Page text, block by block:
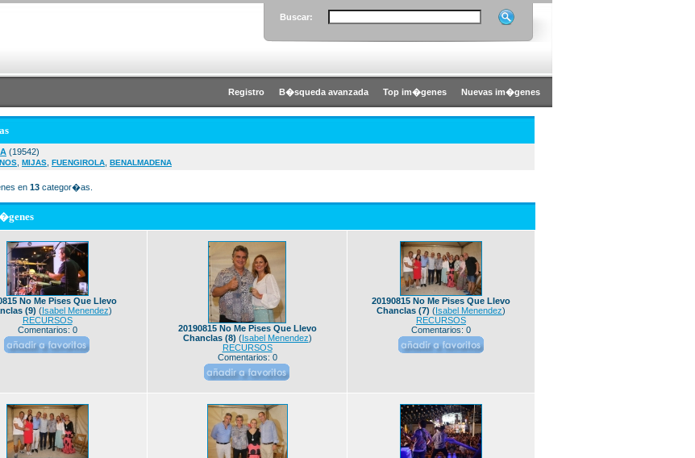
Buscar:
Registro B�squeda avanzada Top im�genes Nuevas im�genes
(19542)
MIJAS FUENGIROLA BENALMADENA
en 13 categor�as.
No Me Pises Que Llevo
(9) (Isabel Menendez)
RECURSOS
Comentarios: 0
20190815 No Me Pises Que Llevo
Chanclas (8) (Isabel Menendez)
RECURSOS
Comentarios: 0
20190815 No Me Pises Que Llevo
Chanclas (7) (Isabel Menendez)
RECURSOS
Comentarios: 0